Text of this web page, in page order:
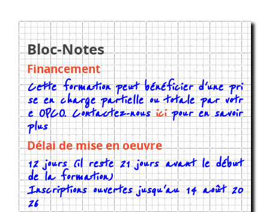
Bloc-Notes
Financement
Cette formation peut bénéficier d'une pri
se en charge partielle ou totale par votr
e OPCO. Contactez-nousicipour en savoir
plus
Délai de mise en oeuvre
12 jours (il reste 21 jours avant le début
de la formation)
Inscriptions ouvertes jusqu'au 14 août 20
26